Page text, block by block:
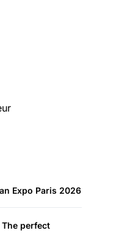
Expo Paris 2026
The perfect